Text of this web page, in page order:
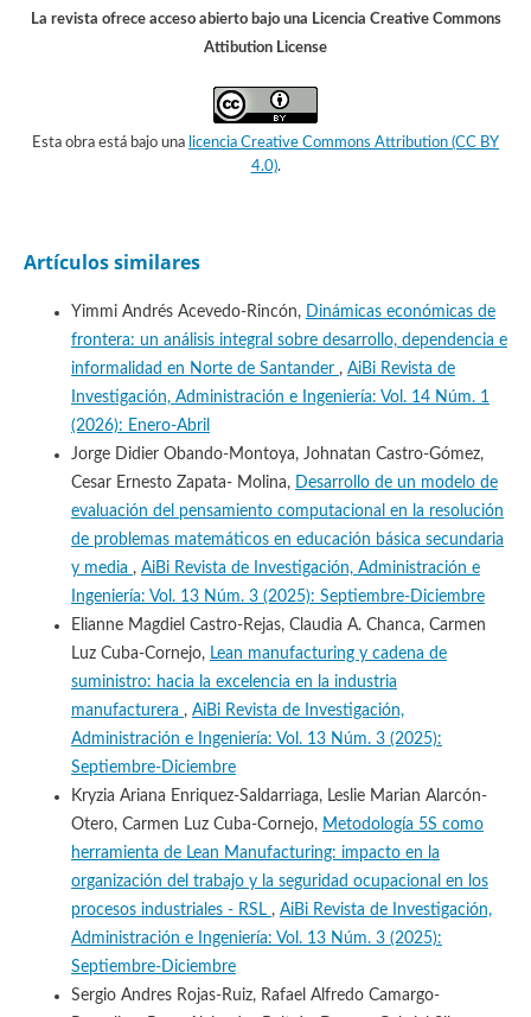
La revista ofrece acceso abierto bajo una Licencia Creative Commons
Attibution License
Esta obra está bajo una licencia Creative Commons Attribution (CC BY
4.0).
Artículos similares
Yimmi Andrés Acevedo-Rincón,
Dinámicas económicas de
frontera: un análisis integral sobre desarrollo, dependencia e
informalidad en Norte de Santander , AiBi Revista de
Investigación, Administración e Ingeniería: Vol. 14 Núm. 1
(2026): Enero-Abril
Jorge Didier Obando-Montoya, Johnatan Castro-Gómez,
Cesar Ernesto Zapata- Molina,
Desarrollo de un modelo de
evaluación del pensamiento computacional en la resolución
de problemas matemáticos en educación básica secundaria
y media , AiBi Revista de Investigación, Administración e
Ingeniería: Vol. 13 Núm. 3 (2025): Septiembre-Diciembre
Elianne Magdiel Castro-Rejas, Claudia A. Chanca, Carmen
Luz Cuba-Cornejo, Lean manufacturing y cadena de
suministro: hacia la excelencia en la industria
manufacturera , AiBi Revista de Investigación,
Administración e Ingeniería: Vol. 13 Núm. 3 (2025):
Septiembre-Diciembre
Kryzia Ariana Enriquez-Saldarriaga, Leslie Marian Alarcón-
Otero, Carmen Luz Cuba-Cornejo, Metodología 5S como
herramienta de Lean Manufacturing: impacto en la
organización del trabajo y la seguridad ocupacional en los
procesos industriales - RSL , AiBi Revista de Investigación,
Administración e Ingeniería: Vol. 13 Núm. 3 (2025):
Septiembre-Diciembre
Sergio Andres Rojas-Ruiz, Rafael Alfredo Camargo-